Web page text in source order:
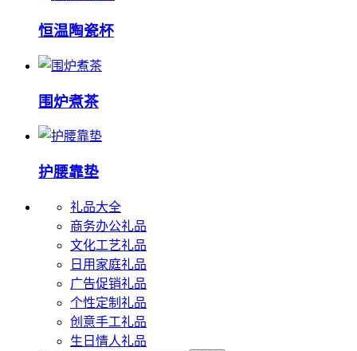
恒温陶瓷杯
围炉煮茶
护腰靠垫
礼品大全
商务办公礼品
文化工艺礼品
日用家庭礼品
广告促销礼品
个性定制礼品
创意手工礼品
生日情人礼品